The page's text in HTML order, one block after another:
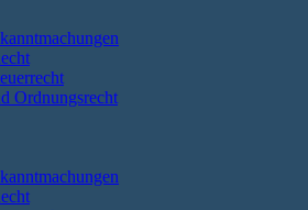
Ordnungsrecht